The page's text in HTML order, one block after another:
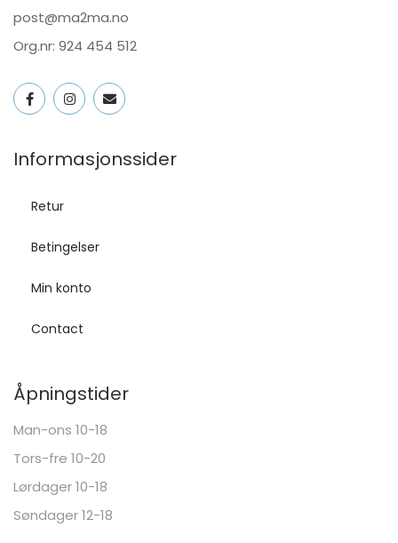
post@ma2ma.no
Org.nr: 924 454 512
Informasjonssider
Retur
Betingelser
Min konto
Contact
Åpningstider
Man-ons 10-18
Tors-fre 10-20
Lørdager 10-18
Søndager 12-18